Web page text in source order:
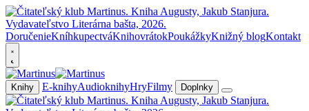
DoručenieKníhkupectváKnihovrátokPoukážkyKnižný blogKontakt
Knihy E-knihyAudioknihyHryFilmy Doplnky